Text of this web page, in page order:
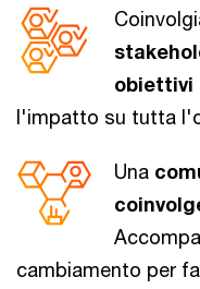
l'impatto su tutta
Una
cambiamento per